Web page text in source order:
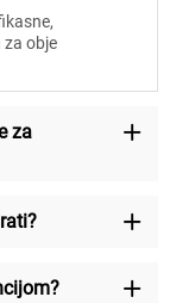
za obje
za